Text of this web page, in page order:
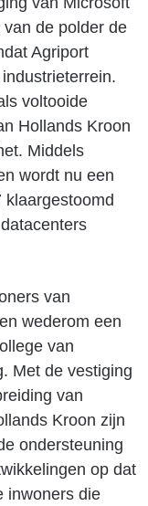
de polder de
Agriport
voltooide
Hollands Kroon
Middels
wordt nu een
van
wederom een
van
Met de vestiging
van
Kroon zijn
ondersteuning
op dat
inwoners die